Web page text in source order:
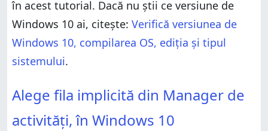
în acest tutorial. Dacă nu știi ce versiune de
Windows 10 ai, citește: Verifică versiunea de
Windows 10, compilarea OS, ediția și tipul
sistemului.
Windows 10
Alege fila implicită din Manager de
activități, în Windows 10